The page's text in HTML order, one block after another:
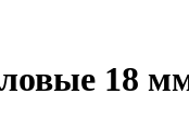
18